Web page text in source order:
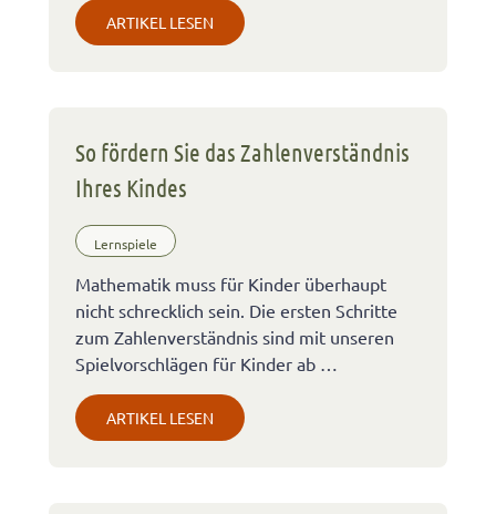
ARTIKEL LESEN
So fördern Sie das Zahlenverständnis
Ihres Kindes
Lernspiele
Mathematik muss für Kinder überhaupt
nicht schrecklich sein. Die ersten Schritte
zum Zahlenverständnis sind mit unseren
Spielvorschlägen für Kinder ab …
ARTIKEL LESEN